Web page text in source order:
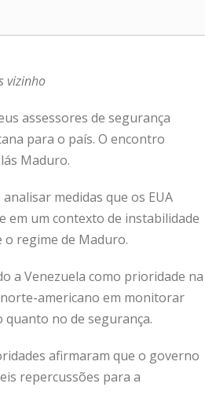
vizinho
assessores de segurança
para o país. O encontro
Maduro.
medidas que os EUA
em um contexto de instabilidade
o regime de Maduro.
a Venezuela como prioridade na
americano em monitorar
no de segurança.
afirmaram que o governo
repercussões para a